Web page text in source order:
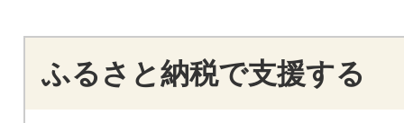
ふるさと納税で支援する